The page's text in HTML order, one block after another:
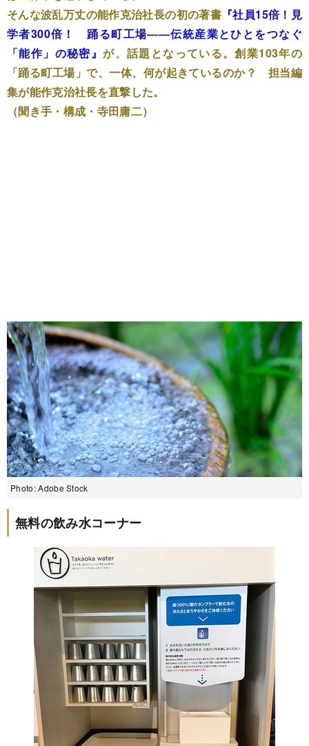
そんな波乱万丈の能作克治社長の初の著書 『社員15倍！見
学者300倍！ 踊る町工場――伝統産業とひとをつなぐ
「能作」の秘密』が、話題となっている。創業103年の
「踊る町工場」で、一体、何が起きているのか？ 担当編
集が能作克治社長を直撃した。
（聞き手・構成・寺田庸二）
Photo: Adobe Stock
無料の飲み水コーナー